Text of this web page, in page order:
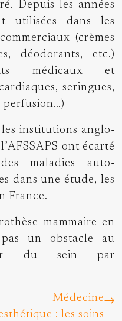
Depuis les années
utilisées dans les
(crèmes
déodorants, etc.)
médicaux et
seringues,
perfusion…)
institutions anglo-
ont écarté
maladies auto-
dans une étude, les
France.
mammaire en
un obstacle au
du sein par
Médecine
: les soins